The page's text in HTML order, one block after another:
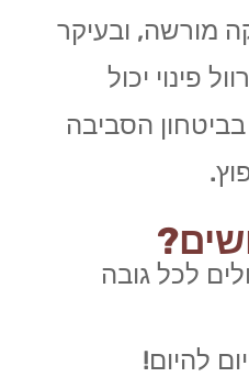
מורשה, ובעיקר
פינוי יכול
הסביבה
לכל גובה
להיום!